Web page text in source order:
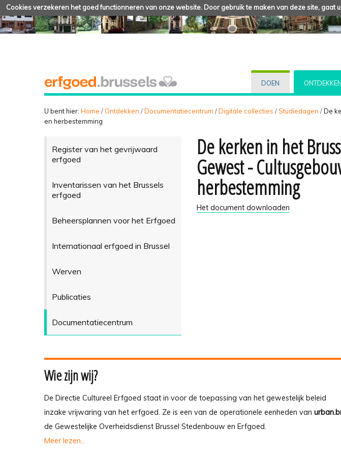
Cookies verzekeren het goed functionneren van onze website. Door gebruik te maken van deze site, gaat
DOEN ONTDEKKEN
U bent hier: Home / Ontdekken /Documentatiecentrum /Digitale collecties /Studiedagen /De
en herbestemming
Register van het gevrijwaard
erfgoed
Inventarissen van het Brussels
erfgoed
Beheersplannen voor het Erfgoed
Internationaal erfgoed in Brussel
Werven
Publicaties
Documentatiecentrum
De kerken in het
Gewest -
herbestemming
Het document downloaden
Wie zijn wij?
De Directie Cultureel Erfgoed staat in voor de toepassing van het gewestelijk beleid
inzake vrijwaring van het erfgoed. Ze is een van de operationele eenheden van
de Gewestelijke Overheidsdienst Brussel Stedenbouw en Erfgoed.
Meer lezen...